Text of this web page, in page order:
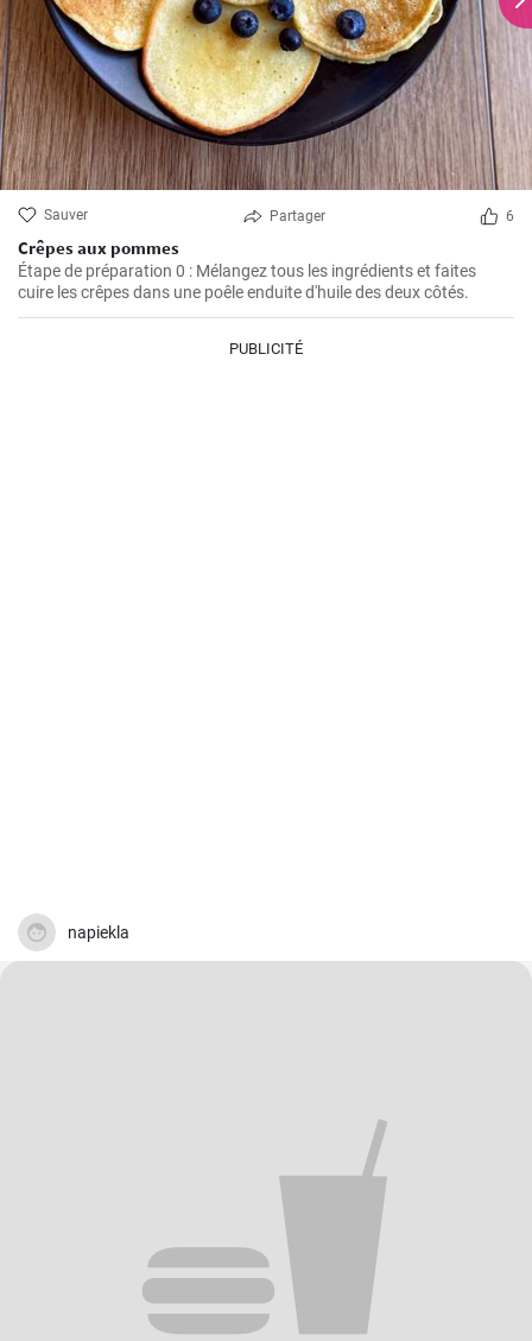
Sauver Partager 6
Crêpes aux pommes
Étape de préparation 0 : Mélangez tous les ingrédients et faites
cuire les crêpes dans une poêle enduite d'huile des deux côtés.
PUBLICITÉ
napiekla